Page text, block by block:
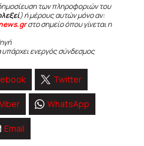
των πληροφοριών του
) ή μέρους αυτών μόνο αν:
στο σημείο όπου γίνεται η
υπάρχει ενεργός σύνδεσμος
Twitter
Viber WhatsApp
Email